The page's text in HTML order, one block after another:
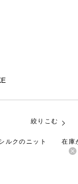
絞りこむ
ルクのニット 在庫